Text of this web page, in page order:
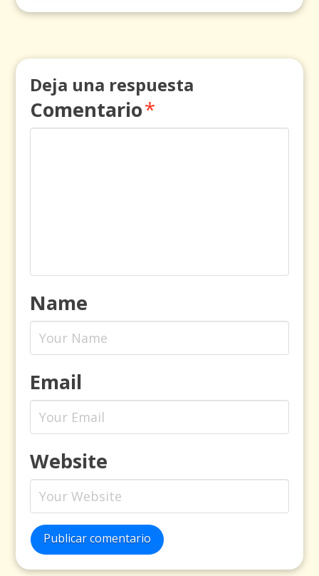
Deja una respuesta
Comentario*
Name
Email
Website
Publicar comentario